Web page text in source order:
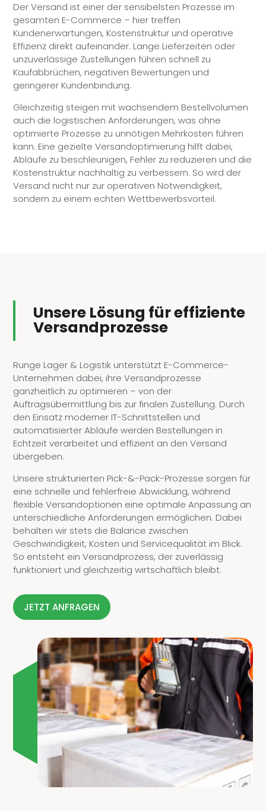
Der Versand ist einer der sensibelsten Prozesse im
gesamten E-Commerce – hier treffen
Kundenerwartungen, Kostenstruktur und operative
Effizienz direkt aufeinander. Lange Lieferzeiten oder
unzuverlässige Zustellungen führen schnell zu
Kaufabbrüchen, negativen Bewertungen und
geringerer Kundenbindung.
Gleichzeitig steigen mit wachsendem Bestellvolumen
auch die logistischen Anforderungen, was ohne
optimierte Prozesse zu unnötigen Mehrkosten führen
kann. Eine gezielte Versandoptimierung hilft dabei,
Abläufe zu beschleunigen, Fehler zu reduzieren und die
Kostenstruktur nachhaltig zu verbessern. So wird der
Versand nicht nur zur operativen Notwendigkeit,
sondern zu einem echten Wettbewerbsvorteil.
Unsere Lösung für effiziente
Versandprozesse
Runge Lager & Logistik unterstützt E-Commerce-
Unternehmen dabei, ihre Versandprozesse
ganzheitlich zu optimieren – von der
Auftragsübermittlung bis zur finalen Zustellung. Durch
den Einsatz moderner IT-Schnittstellen und
automatisierter Abläufe werden Bestellungen in
Echtzeit verarbeitet und effizient an den Versand
übergeben.
Unsere strukturierten Pick-&-Pack-Prozesse sorgen für
eine schnelle und fehlerfreie Abwicklung, während
flexible Versandoptionen eine optimale Anpassung an
unterschiedliche Anforderungen ermöglichen. Dabei
behalten wir stets die Balance zwischen
Geschwindigkeit, Kosten und Servicequalität im Blick.
So entsteht ein Versandprozess, der zuverlässig
funktioniert und gleichzeitig wirtschaftlich bleibt.
JETZT ANFRAGEN